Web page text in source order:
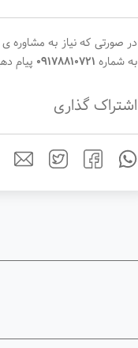
در صورتی که نیاز به مشاوره ی
به شماره 09178810721 پیام
اشتراک گذاری